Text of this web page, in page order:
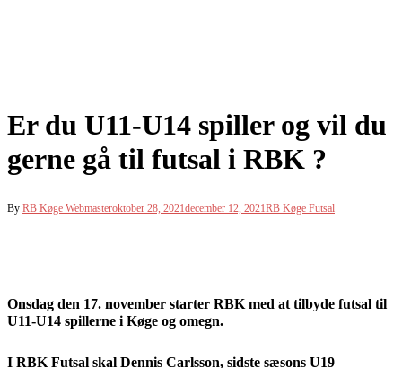
Er du U11-U14 spiller og vil du
gerne gå til futsal i RBK ?
By RB Køge Webmasteroktober 28, 2021december 12, 2021RB Køge Futsal
Onsdag den 17. november starter RBK med at tilbyde futsal til
U11-U14 spillerne i Køge og omegn.
I RBK Futsal skal Dennis Carlsson, sidste sæsons U19